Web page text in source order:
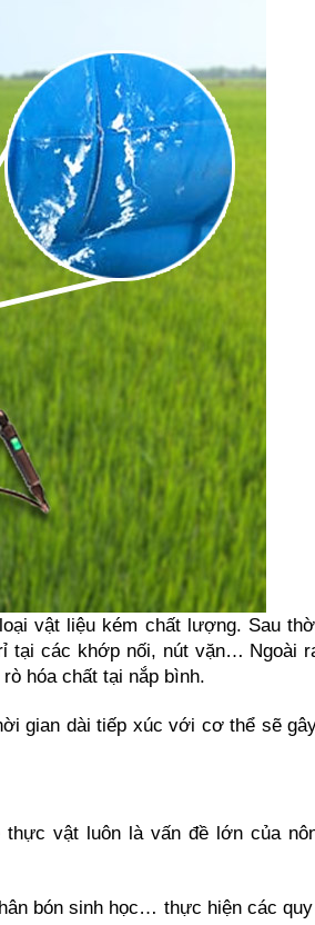
vật liệu kém chất lượng. Sau
tại các khớp nối, nút vặn… Ngoài
hóa chất tại nắp bình.
gian dài tiếp xúc với cơ thể sẽ
thực vật luôn là vấn đề lớn của
bón sinh học… thực hiện các